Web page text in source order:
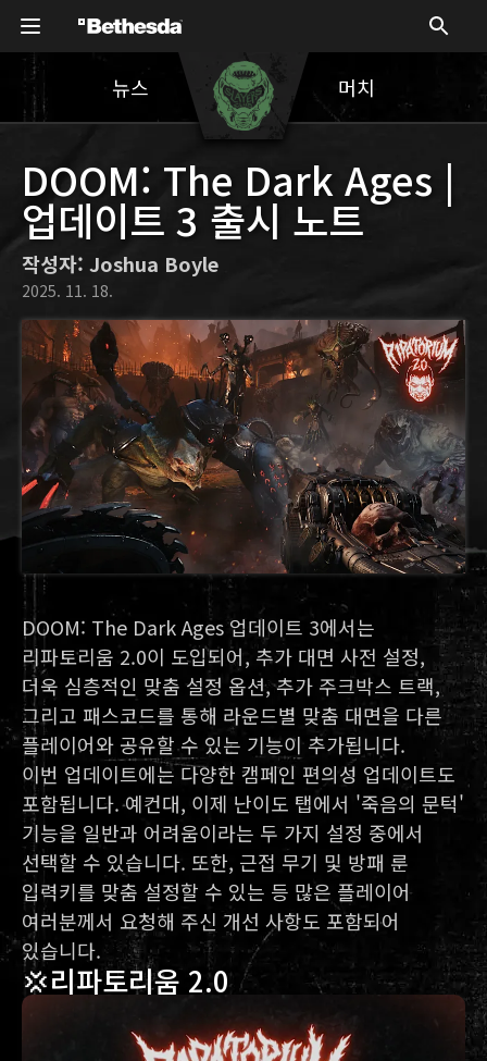
뉴스 머치
DOOM: The Dark Ages |
업데이트 3 출시 노트
작성자: Joshua Boyle
2025. 11. 18.
DOOM: The Dark Ages 업데이트 3에서는
리파토리움 2.0이 도입되어, 추가 대면 사전 설정,
더욱 심층적인 맞춤 설정 옵션, 추가 주크박스 트랙,
그리고 패스코드를 통해 라운드별 맞춤 대면을 다른
플레이어와 공유할 수 있는 기능이 추가됩니다.
이번 업데이트에는 다양한 캠페인 편의성 업데이트도
포함됩니다. 예컨대, 이제 난이도 탭에서 '죽음의 문턱'
기능을 일반과 어려움이라는 두 가지 설정 중에서
선택할 수 있습니다. 또한, 근접 무기 및 방패 룬
입력키를 맞춤 설정할 수 있는 등 많은 플레이어
여러분께서 요청해 주신 개선 사항도 포함되어
있습니다.
💢리파토리움 2.0